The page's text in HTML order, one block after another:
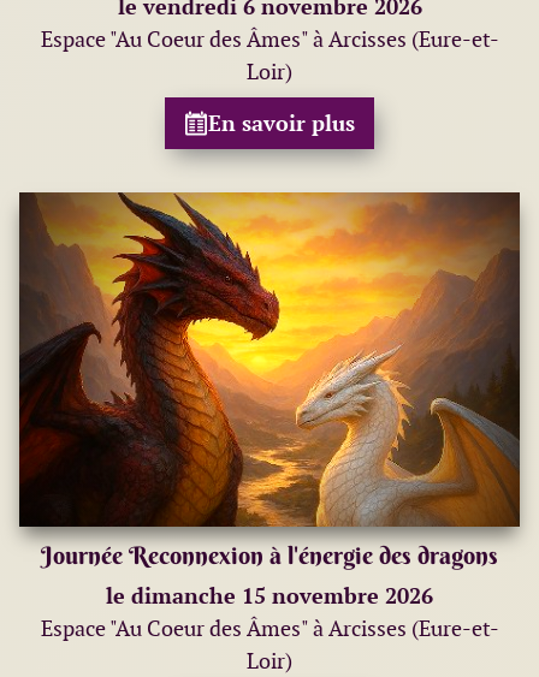
le vendredi 6 novembre 2026
Espace "Au Coeur des Âmes" à Arcisses (Eure-et-
Loir)
En savoir plus
Journée Reconnexion à l'énergie des dragons
le dimanche 15 novembre 2026
Espace "Au Coeur des Âmes" à Arcisses (Eure-et-
Loir)